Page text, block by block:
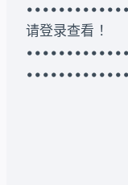
请登录查看 ！